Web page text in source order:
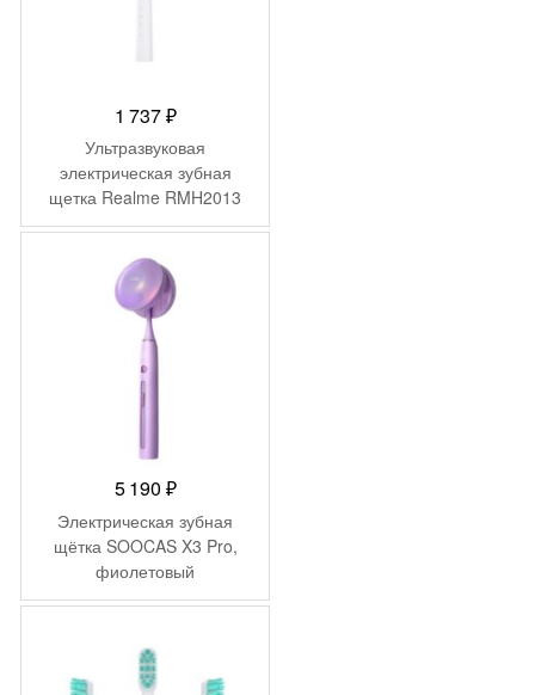
1 737₽
Ультразвуковая
электрическая зубная
щетка Realme RMH2013
(N1) Цвет: Белый (White)
5 190 ₽
Электрическая зубная
щётка SOOCAS X3 Pro,
фиолетовый